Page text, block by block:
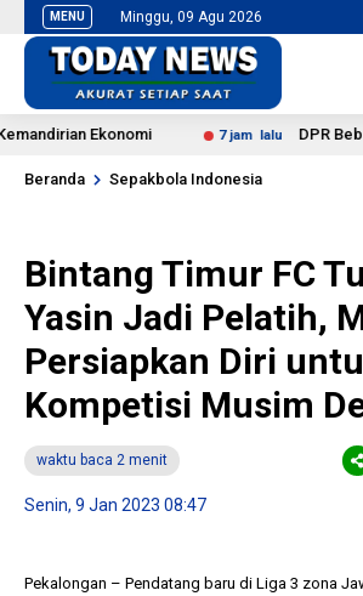
MENU Minggu, 09 Agu 2026
Ekonomi 7 jam lalu DPR
Beranda Sepakbola Indonesia
Bintang Timur FC
Yasin Jadi Pelatih,
Persiapkan Diri
Kompetisi Musim
waktu baca 2 menit
Senin, 9 Jan 2023 08:47
Pekalongan – Pendatang baru di Liga 3 zona